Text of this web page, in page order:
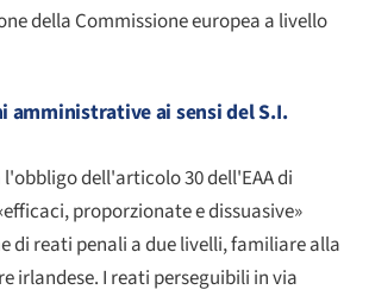
della Commissione europea a livello
amministrative ai sensi del S.I.
l'obbligo dell'articolo 30 dell'EAA di
proporzionate e dissuasive»
di reati penali a due livelli, familiare alla
irlandese. I reati perseguibili in via